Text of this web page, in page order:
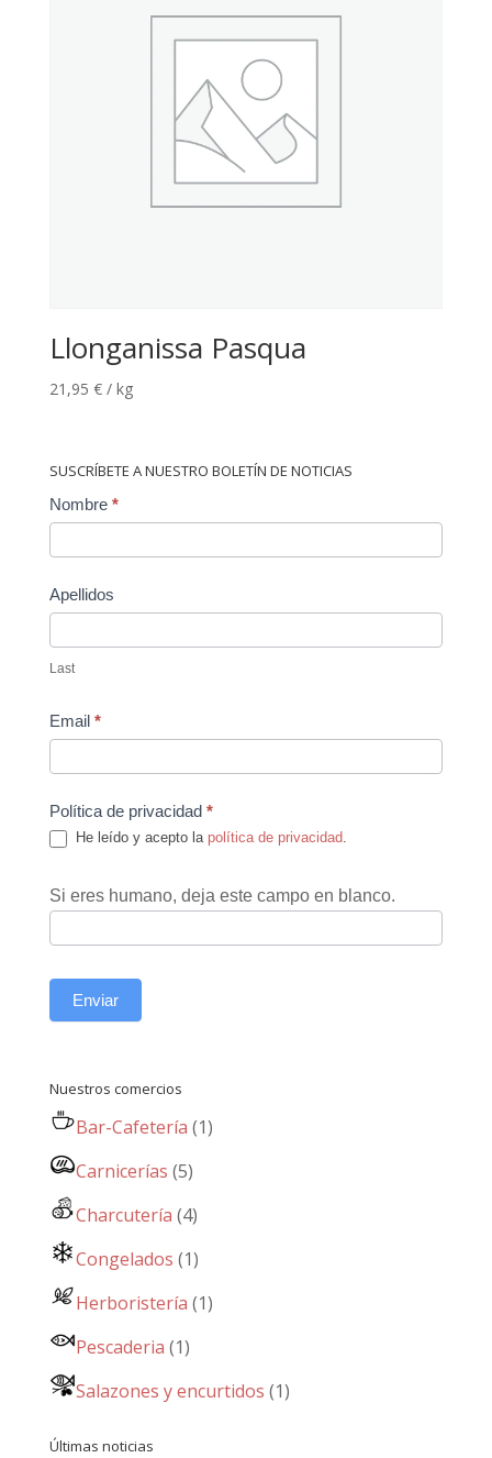
Llonganissa Pasqua
21,95 € / kg
SUSCRÍBETE A NUESTRO BOLETÍN DE NOTICIAS
Contact
Nombre *
Apellidos
Last
Email *
Política de privacidad *
He leído y acepto la política de privacidad
Si eres humano, deja este campo en blanco.
Enviar
Nuestros comercios
Bar-Cafetería (1)
Carnicerías (5)
Charcutería (4)
Congelados (1)
Herboristería (1)
Pescaderia (1)
Salazones y encurtidos (1)
Últimas noticias